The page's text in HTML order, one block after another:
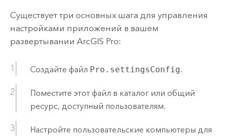
Существует три основных шага для управления
настройками приложений в вашем
развертывании ArcGIS Pro:
Создайте файл Pro.settingsConfig.
Поместите этот файл в каталог или общий
ресурс, доступный пользователям.
Настройте пользовательские компьютеры для